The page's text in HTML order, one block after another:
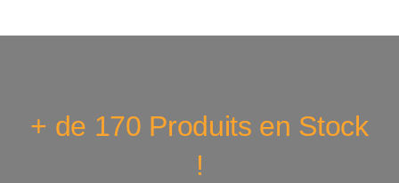
+ de 170 Produits en Stock
!